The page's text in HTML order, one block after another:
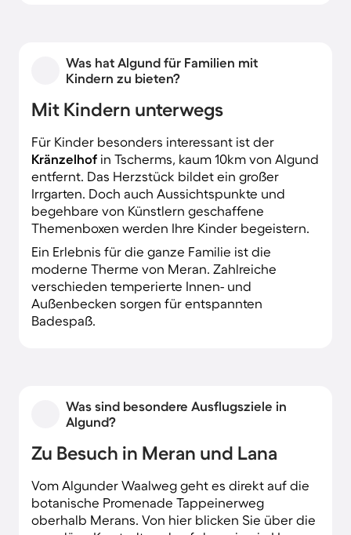
Architektur. Daher zeigen sich Ferienhäuser
und Appartmentanlagen gern innovativ mit
einem Hauch von Tradition.
Was hat Algund für Familien mit
Kindern zu bieten?
Mit Kindern unterwegs
Für Kinder besonders interessant ist der
Kränzelhof in Tscherms, kaum 10km von Algund
entfernt. Das Herzstück bildet ein großer
Irrgarten. Doch auch Aussichtspunkte und
begehbare von Künstlern geschaffene
Themenboxen werden Ihre Kinder begeistern.
Ein Erlebnis für die ganze Familie ist die
moderne Therme von Meran. Zahlreiche
verschieden temperierte Innen- und
Außenbecken sorgen für entspannten
Badespaß.
Was sind besondere Ausflugsziele in
Algund?
Zu Besuch in Meran und Lana
Vom Algunder Waalweg geht es direkt auf die
botanische Promenade Tappeinerweg
oberhalb Merans. Von hier blicken Sie über die